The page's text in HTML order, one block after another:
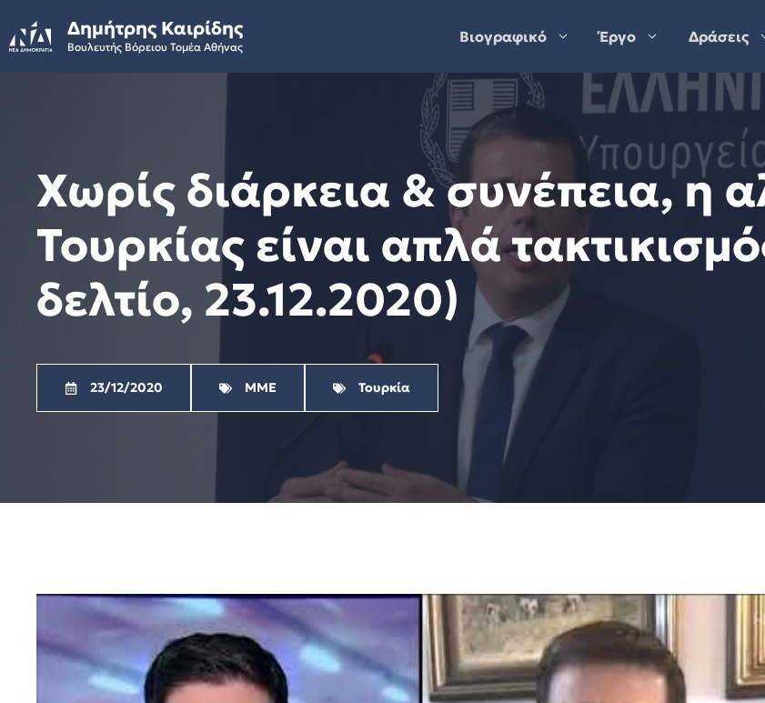
to
content
Δημήτρης Καιρίδης
Βουλευτής Βόρειου Τομέα Αθήνας
Βιογραφικό Έργο Δράσεις
Χωρίς διάρκεια & συνέπεια, η
Τουρκίας είναι απλά
δελτίο, 23.12.2020)
23/12/2020 ΜΜΕ Τουρκία